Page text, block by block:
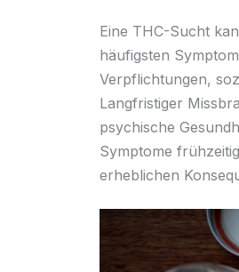
Eine THC-Sucht
häufigsten
Verpflichtungen,
Langfristiger
psychische
Symptome
erheblichen